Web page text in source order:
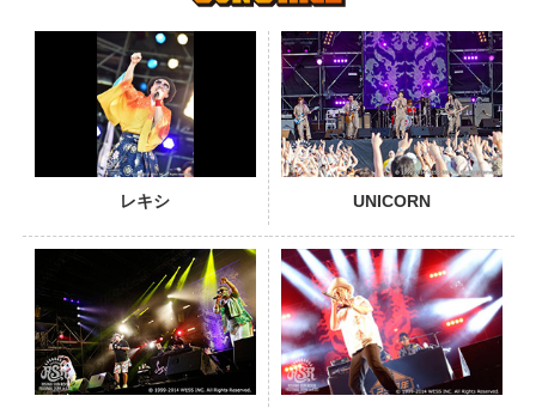
レキシ UNICORN
PHOTO